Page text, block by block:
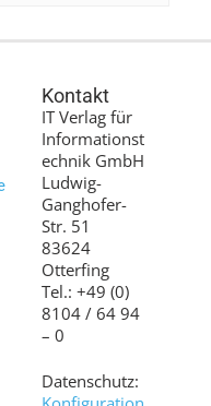
Kontakt
IT Verlag für
Informationst
echnik GmbH
Ludwig-
Ganghofer-
Str. 51
83624
Otterfing
Tel.: +49 (0)
8104 / 64 94
– 0
Datenschutz: